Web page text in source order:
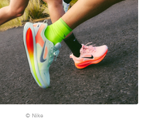
© Nike